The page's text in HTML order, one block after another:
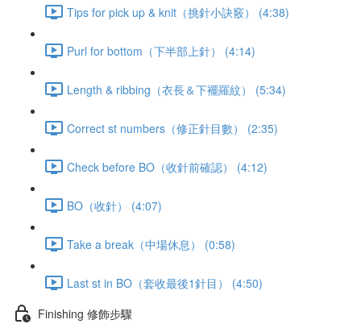
Tips for pick up & knit（挑針小訣竅） (4:38)
Purl for bottom（下半部上針） (4:14)
Length & ribbing（衣長＆下襬羅紋） (5:34)
Correct st numbers（修正針目數） (2:35)
Check before BO（收針前確認） (4:12)
BO（收針） (4:07)
Take a break（中場休息） (0:58)
Last st in BO（套收最後1針目） (4:50)
Finishing 修飾步驟